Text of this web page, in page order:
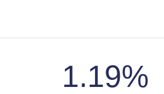
1.19%